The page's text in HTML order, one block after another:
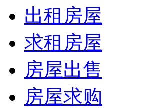
出租房屋
求租房屋
房屋出售
房屋求购